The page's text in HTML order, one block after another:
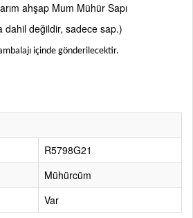
ahşap Mum Mühür Sapı
dahil değildir, sadece sap.)
içinde gönderilecektir.
R5798G21
Mühürcüm
Var